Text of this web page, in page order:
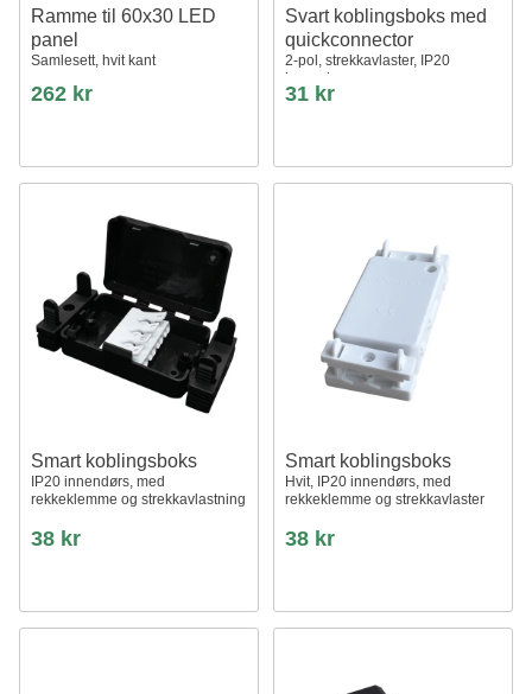
Ramme til 60x30 LED
panel
Samlesett, hvit kant
262 kr
Svart koblingsboks med
quickconnector
2-pol, strekkavlaster, IP20
innendørs
31 kr
Smart koblingsboks
IP20 innendørs, med
rekkeklemme og strekkavlastning
38 kr
Smart koblingsboks
Hvit, IP20 innendørs, med
rekkeklemme og strekkavlaster
38 kr